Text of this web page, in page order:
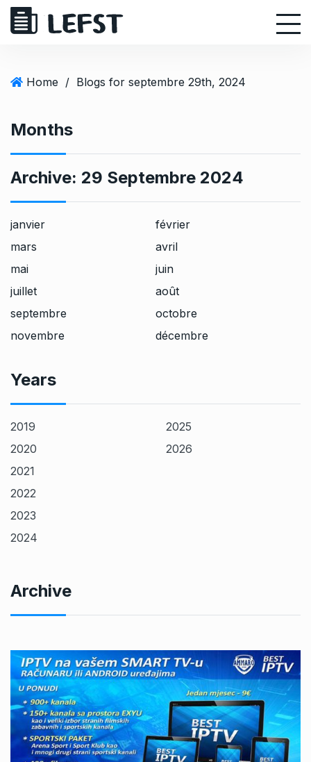
Home / Blogs for septembre 29th, 2024
Months
Archive: 29 Septembre 2024
janvier
février
mars
avril
mai
juin
juillet
août
septembre
octobre
novembre
décembre
Years
2019
2020
2021
2022
2023
2024
2025
2026
Archive